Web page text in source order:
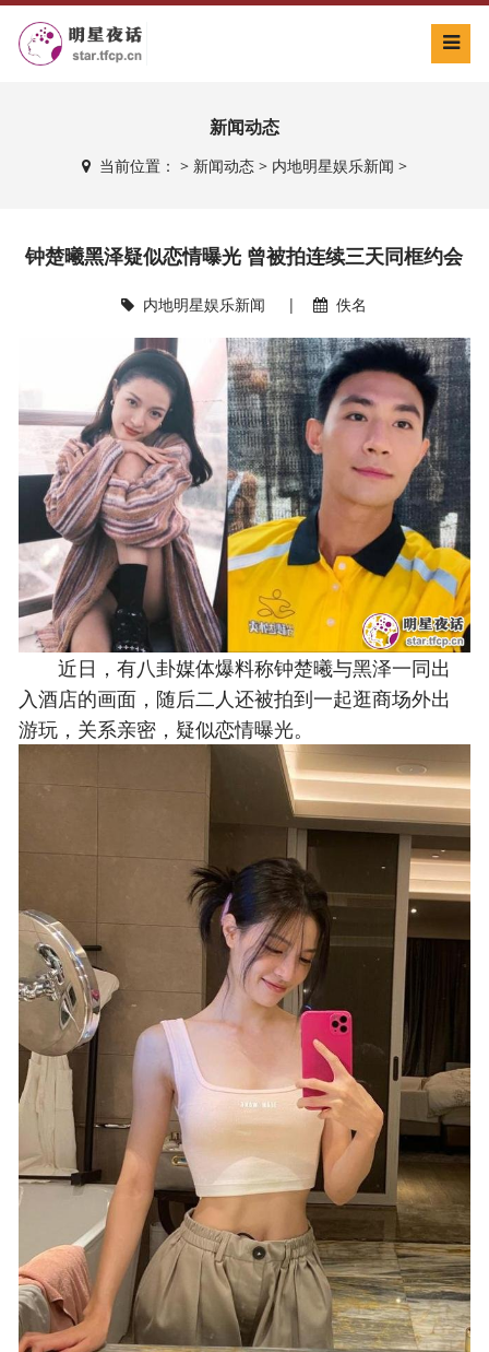
新闻动态
当前位置： > 新闻动态> 内地明星娱乐新闻 >
钟楚曦黑泽疑似恋情曝光 曾被拍连续三天同框约会
内地明星娱乐新闻 | 佚名
近日，有八卦媒体爆料称钟楚曦与黑泽一同出
入酒店的画面，随后二人还被拍到一起逛商场外出
游玩，关系亲密，疑似恋情曝光。